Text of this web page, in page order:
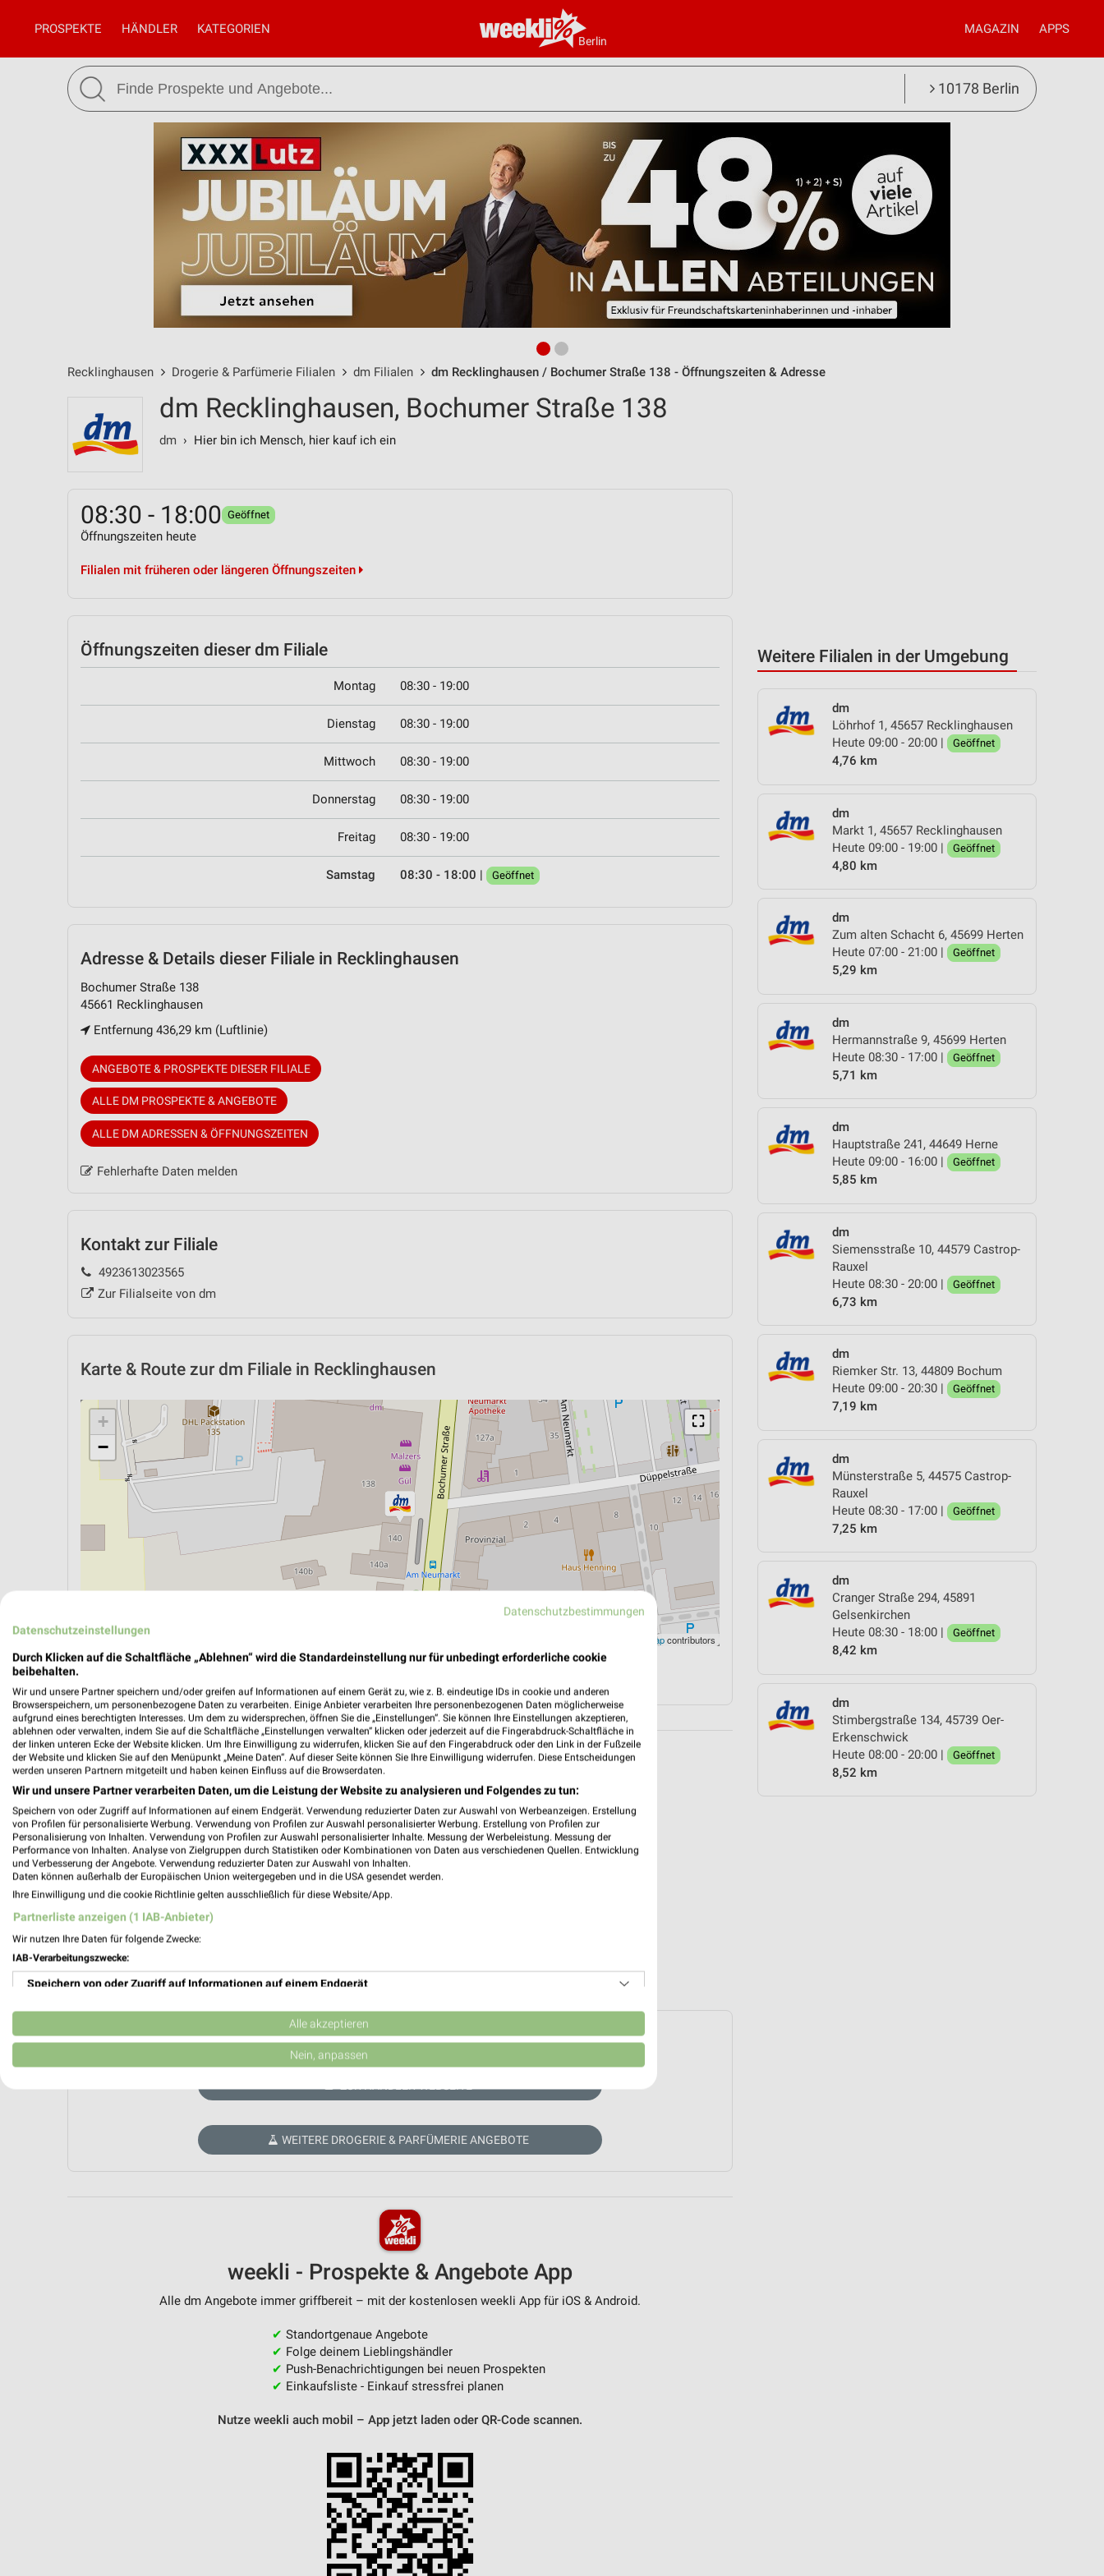
Berlin
PROSPEKTE HÄNDLER KATEGORIEN MAGAZIN APPS
10178 Berlin
Recklinghausen Drogerie & Parfümerie Filialen dm Filialen dm Recklinghausen / Bochumer Straße 138 - Öffnungszeiten & Adresse
Weitere Filialen in der Umgebung
dm
Löhrhof 1, 45657 Recklinghausen
Heute 09:00 - 20:00 |
Geöffnet
4,76 km
dm
Markt 1, 45657 Recklinghausen
Heute 09:00 - 19:00 |
Geöffnet
4,80 km
dm
Zum alten Schacht 6, 45699 Herten
Heute 07:00 - 21:00 |
Geöffnet
5,29 km
dm
Hermannstraße 9, 45699 Herten
Heute 08:30 - 17:00 |
Geöffnet
5,71 km
dm
Hauptstraße 241, 44649 Herne
Heute 09:00 - 16:00 |
Geöffnet
5,85 km
dm
Siemensstraße 10, 44579 Castrop-
Rauxel
Heute 08:30 - 20:00 |
Geöffnet
6,73 km
dm
Riemker Str. 13, 44809 Bochum
Heute 09:00 - 20:30 |
Geöffnet
7,19 km
dm
Münsterstraße 5, 44575 Castrop-
Rauxel
Heute 08:30 - 17:00 |
Geöffnet
7,25 km
dm
Cranger Straße 294, 45891
Gelsenkirchen
Heute 08:30 - 18:00 |
Geöffnet
8,42 km
dm
Stimbergstraße 134, 45739 Oer-
Erkenschwick
Heute 08:00 - 20:00 |
Geöffnet
8,52 km
dm Recklinghausen, Bochumer Straße 138
dm › Hier bin ich Mensch, hier kauf ich ein
08:30 - 18:00 Geöffnet
Öffnungszeiten heute
Filialen mit früheren oder längeren Öffnungszeiten
Öffnungszeiten dieser dm Filiale
Montag 08:30 - 19:00
Dienstag 08:30 - 19:00
Mittwoch 08:30 - 19:00
Donnerstag 08:30 - 19:00
Freitag 08:30 - 19:00
Samstag 08:30 - 18:00 | Geöffnet
Adresse & Details dieser Filiale in Recklinghausen
Bochumer Straße 138
45661 Recklinghausen
Entfernung 436,29 km (Luftlinie)
ANGEBOTE & PROSPEKTE DIESER FILIALE
ALLE DM PROSPEKTE & ANGEBOTE
ALLE DM ADRESSEN & ÖFFNUNGSZEITEN
Fehlerhafte Daten melden
Kontakt zur Filiale
4923613023565
Zur Filialseite von dm
Karte & Route zur dm Filiale in Recklinghausen
⛶
+
−
OpenStreetMapcontributors
Aktuell keine Prospekte vorhanden.
ZUR HÄNDLER-WEBSEITE
WEITERE DROGERIE & PARFÜMERIE ANGEBOTE
weekli - Prospekte & Angebote App
Alle dm Angebote immer griffbereit – mit der kostenlosen weekli App für iOS & Android.
✔ Standortgenaue Angebote
✔ Folge deinem Lieblingshändler
✔ Push-Benachrichtigungen bei neuen Prospekten
✔ Einkaufsliste - Einkauf stressfrei planen
Nutze weekli auch mobil – App jetzt laden oder QR-Code scannen.
Datenschutzbestimmungen
Datenschutzeinstellungen
Durch Klicken auf die Schaltfläche „Ablehnen“ wird die Standardeinstellung nur für unbedingt erforderliche cookie
beibehalten.
Wir und unsere Partner speichern und/oder greifen auf Informationen auf einem Gerät zu, wie z. B. eindeutige IDs in cookie und anderen
Browserspeichern, um personenbezogene Daten zu verarbeiten. Einige Anbieter verarbeiten Ihre personenbezogenen Daten möglicherweise
aufgrund eines berechtigten Interesses. Um dem zu widersprechen, öffnen Sie die „Einstellungen“. Sie können Ihre Einstellungen akzeptieren,
ablehnen oder verwalten, indem Sie auf die Schaltfläche „Einstellungen verwalten“ klicken oder jederzeit auf die Fingerabdruck-Schaltfläche in
der linken unteren Ecke der Website klicken. Um Ihre Einwilligung zu widerrufen, klicken Sie auf den Fingerabdruck oder den Link in der Fußzeile
der Website und klicken Sie auf den Menüpunkt „Meine Daten“. Auf dieser Seite können Sie Ihre Einwilligung widerrufen. Diese Entscheidungen
werden unseren Partnern mitgeteilt und haben keinen Einfluss auf die Browserdaten.
Wir und unsere Partner verarbeiten Daten, um die Leistung der Website zu analysieren und Folgendes zu tun:
Speichern von oder Zugriff auf Informationen auf einem Endgerät. Verwendung reduzierter Daten zur Auswahl von Werbeanzeigen. Erstellung
von Profilen für personalisierte Werbung. Verwendung von Profilen zur Auswahl personalisierter Werbung. Erstellung von Profilen zur
Personalisierung von Inhalten. Verwendung von Profilen zur Auswahl personalisierter Inhalte. Messung der Werbeleistung. Messung der
Performance von Inhalten. Analyse von Zielgruppen durch Statistiken oder Kombinationen von Daten aus verschiedenen Quellen. Entwicklung
und Verbesserung der Angebote. Verwendung reduzierter Daten zur Auswahl von Inhalten.
Daten können außerhalb der Europäischen Union weitergegeben und in die USA gesendet werden.
Ihre Einwilligung und die cookie Richtlinie gelten ausschließlich für diese Website/App.
Partnerliste anzeigen (1 IAB-Anbieter)
Wir nutzen Ihre Daten für folgende Zwecke:
IAB-Verarbeitungszwecke:
Speichern von oder Zugriff auf Informationen auf einem Endgerät
Verwendung reduzierter Daten zur Auswahl von Werbeanzeigen
Erstellung von Profilen für personalisierte Werbung
Verwendung von Profilen zur Auswahl personalisierter Inhalte
Analyse von Zielgruppen durch Statistiken oder Kombinationen von Daten aus verschiedenen
Entwicklung und Verbesserung der Angebote
Verwendung reduzierter Daten zur Auswahl von Inhalten
Geräte anhand von aktiv angeforderten Informationen identifizieren
Alle akzeptieren
Nein, anpassen